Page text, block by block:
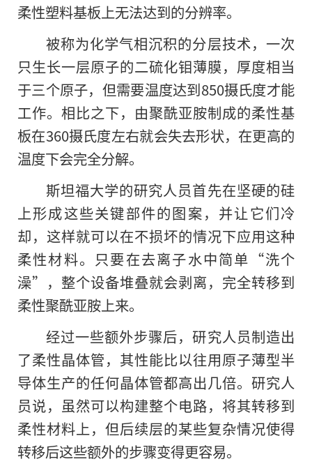
柔性塑料基板上无法达到的分辨率。
被称为化学气相沉积的分层技术，一次
只生长一层原子的二硫化钼薄膜，厚度相当
于三个原子，但需要温度达到850摄氏度才能
工作。相比之下，由聚酰亚胺制成的柔性基
板在360摄氏度左右就会失去形状，在更高的
温度下会完全分解。
斯坦福大学的研究人员首先在坚硬的硅
上形成这些关键部件的图案，并让它们冷
却，这样就可以在不损坏的情况下应用这种
柔性材料。只要在去离子水中简单“洗个
澡”，整个设备堆叠就会剥离，完全转移到
柔性聚酰亚胺上来。
经过一些额外步骤后，研究人员制造出
了柔性晶体管，其性能比以往用原子薄型半
导体生产的任何晶体管都高出几倍。研究人
员说，虽然可以构建整个电路，将其转移到
柔性材料上，但后续层的某些复杂情况使得
转移后这些额外的步骤变得更容易。